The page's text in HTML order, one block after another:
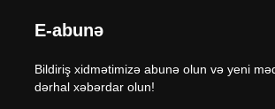
E-abunə
Bildiriş xidmətimizə abunə olun və yeni
dərhal xəbərdar olun!